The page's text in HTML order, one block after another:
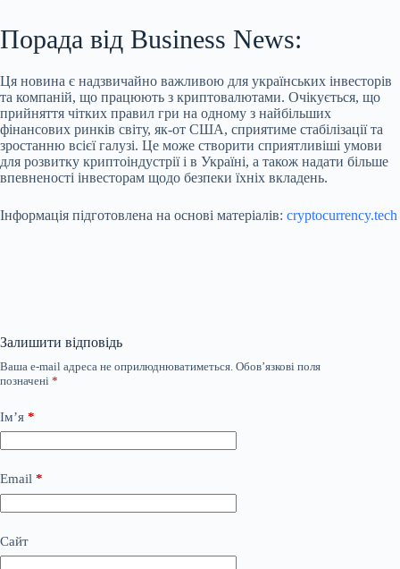
Порада від Business News:
Ця новина є надзвичайно важливою для українських інвесторів
та компаній, що працюють з криптовалютами. Очікується, що
прийняття чітких правил гри на одному з найбільших
фінансових ринків світу, як-от США, сприятиме стабілізації та
зростанню всієї галузі. Це може створити сприятливіші умови
для розвитку криптоіндустрії і в Україні, а також надати більше
впевненості інвесторам щодо безпеки їхніх вкладень.
Інформація підготовлена на основі матеріалів: cryptocurrency.tech
Залишити відповідь
Ваша e-mail адреса не оприлюднюватиметься. Обов’язкові поля
позначені *
Ім’я *
Email *
Сайт